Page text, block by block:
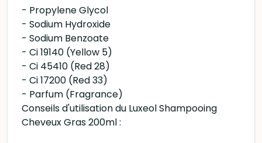
- Propylene Glycol
- Sodium Hydroxide
- Sodium Benzoate
- Ci 19140 (Yellow 5)
- Ci 45410 (Red 28)
- Ci 17200 (Red 33)
- Parfum (Fragrance)
Conseils d'utilisation du Luxeol Shampooing
Cheveux Gras 200ml :